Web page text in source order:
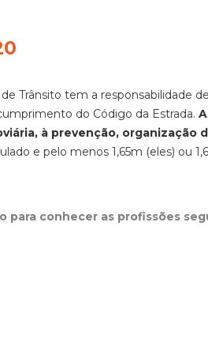
Trânsito tem a responsabilidade
do Código da Estrada.
à prevenção, organização
e pelo menos 1,65m (eles) ou
para conhecer as profissões